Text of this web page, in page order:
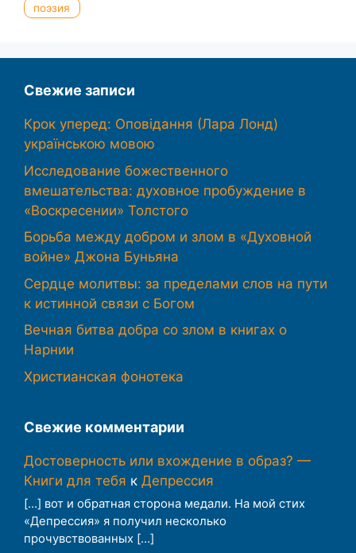
поэзия
Свежие записи
Крок уперед: Оповідання (Лара Лонд)
українською мовою
Исследование божественного
вмешательства: духовное пробуждение в
«Воскресении» Толстого
Борьба между добром и злом в «Духовной
войне» Джона Буньяна
Сердце молитвы: за пределами слов на пути
к истинной связи с Богом
Вечная битва добра со злом в книгах о
Нарнии
Христианская фонотека
Свежие комментарии
Достоверность или вхождение в образ? —
Книги для тебя к Депрессия
[…] вот и обратная сторона медали. На мой стих
«Депрессия» я получил несколько
прочувствованных […]